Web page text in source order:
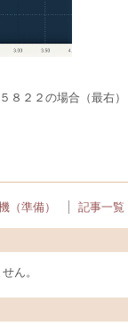
８２２の場合（最右
（準備） 記事一覧
ん。